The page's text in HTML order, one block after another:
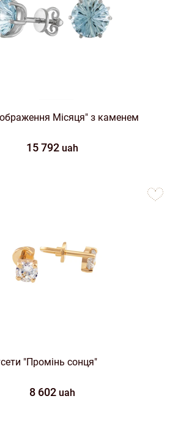
Місяця" з каменем
15 792 uah
"Промінь сонця"
8 602 uah
favorites